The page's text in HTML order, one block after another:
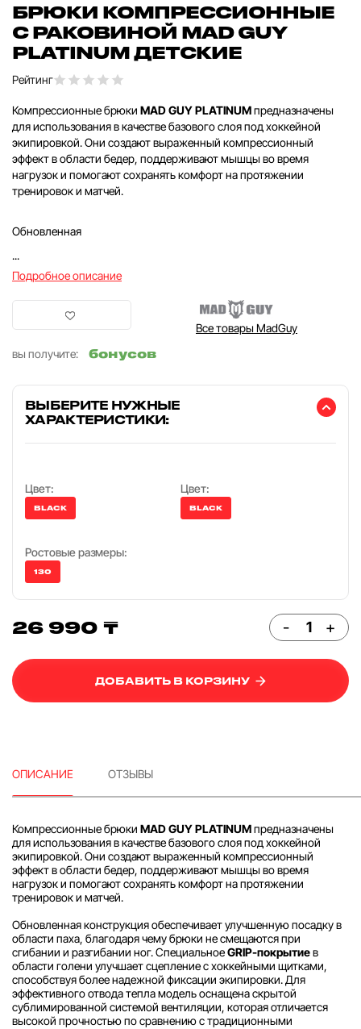
БРЮКИ КОМПРЕССИОННЫЕ
С РАКОВИНОЙ MAD GUY
PLATINUM ДЕТСКИЕ
Рейтинг
Компрессионные брюки MAD GUY PLATINUMпредназначены
для использования в качестве базового слоя под хоккейной
экипировкой. Они создают выраженный компрессионный
эффект в области бедер, поддерживают мышцы во время
нагрузок и помогают сохранять комфорт на протяжении
тренировок и матчей.
Обновленная
...
Подробное описание
Все товары MadGuy
вы получите:
бонусов
ВЫБЕРИТЕ НУЖНЫЕ
ХАРАКТЕРИСТИКИ:
Цвет:
BLACK
Цвет:
BLACK
Ростовые размеры:
130
26 990 ₸ - +
ДОБАВИТЬ В КОРЗИНУ
ОПИСАНИЕ ОТЗЫВЫ
Компрессионные брюки MAD GUY PLATINUMпредназначены
для использования в качестве базового слоя под хоккейной
экипировкой. Они создают выраженный компрессионный
эффект в области бедер, поддерживают мышцы во время
нагрузок и помогают сохранять комфорт на протяжении
тренировок и матчей.
Обновленная конструкция обеспечивает улучшенную посадку в
области паха, благодаря чему брюки не смещаются при
сгибании и разгибании ног. СпециальноеGRIP-покрытиев
области голени улучшает сцепление с хоккейными щитками,
способствуя более надежной фиксации экипировки. Для
эффективного отвода тепла модель оснащена скрытой
сублимированной системой вентиляции, которая отличается
высокой прочностью по сравнению с традиционными